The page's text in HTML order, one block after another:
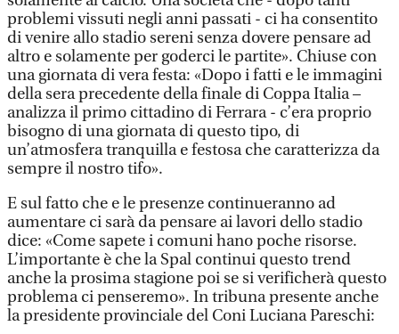
problemi vissuti negli anni passati - ci ha consentito
di venire allo stadio sereni senza dovere pensare ad
altro e solamente per goderci le partite». Chiuse con
una giornata di vera festa: «Dopo i fatti e le immagini
della sera precedente della finale di Coppa Italia –
analizza il primo cittadino di Ferrara - c’era proprio
bisogno di una giornata di questo tipo, di
un’atmosfera tranquilla e festosa che caratterizza da
sempre il nostro tifo».
E sul fatto che e le presenze continueranno ad
aumentare ci sarà da pensare ai lavori dello stadio
dice: «Come sapete i comuni hano poche risorse.
L’importante è che la Spal continui questo trend
anche la prosima stagione poi se si verificherà questo
problema ci penseremo». In tribuna presente anche
la presidente provinciale del Coni Luciana Pareschi: